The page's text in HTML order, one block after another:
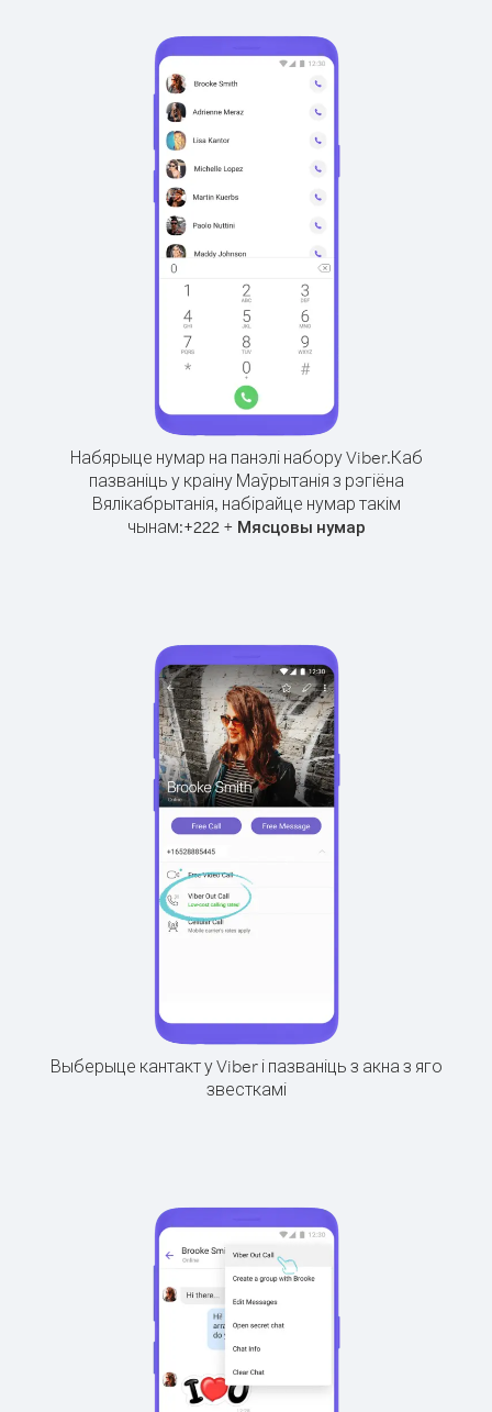
Набярыце нумар на панэлі набору Viber.Каб
пазваніць у краіну Маўрытанія з рэгіёна
Вялікабрытанія, набірайце нумар такім
чынам:+222+ Мясцовы нумар
Выберыце кантакт у Viber і пазваніць з акна з яго
звесткамі